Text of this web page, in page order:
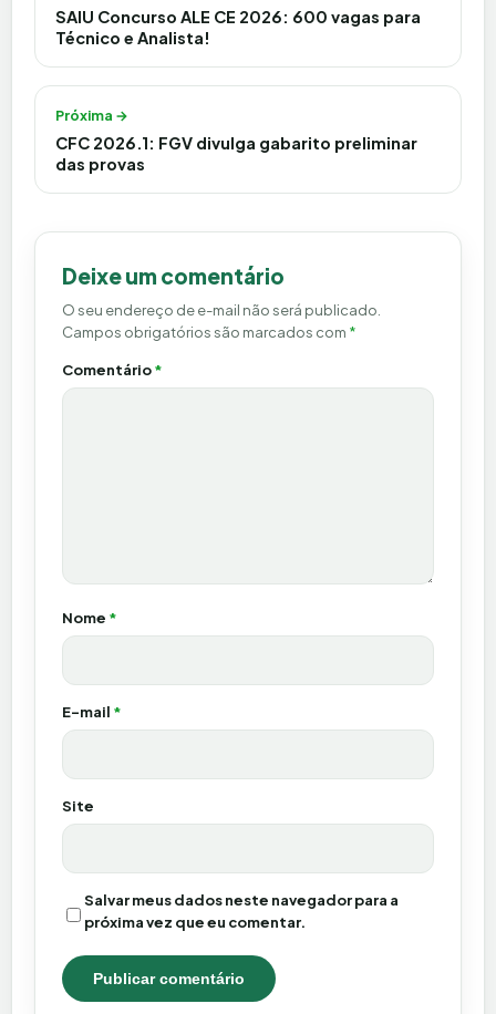
SAIU Concurso ALE CE 2026: 600 vagas para
Técnico e Analista!
Próxima →
CFC 2026.1: FGV divulga gabarito preliminar
das provas
Deixe um comentário
O seu endereço de e-mail não será publicado.
Campos obrigatórios são marcados com *
Comentário*
Nome *
E-mail *
Site
Salvar meus dados neste navegador para a
próxima vez que eu comentar.